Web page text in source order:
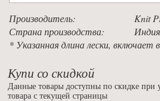
Производитель:
Knit
Страна производства:
Индия
* Указанная длина лески, включает
Купи со скидкой
Данные товары доступны по скидке при
товара с текущей страницы